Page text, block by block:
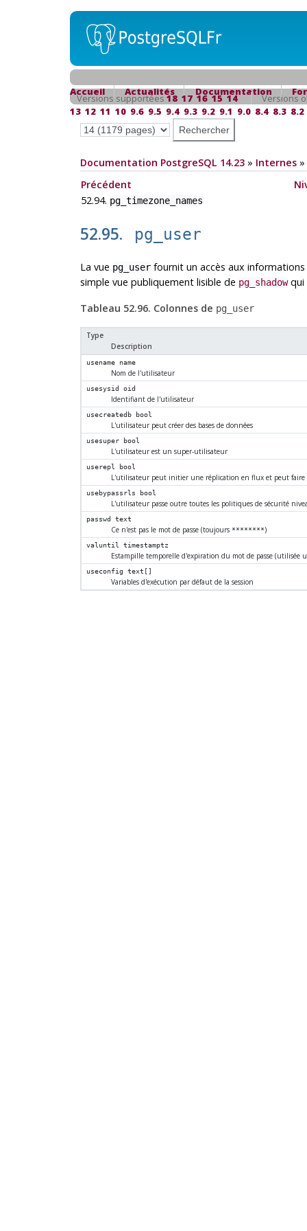
Accueil Actualités Documentation
Versions supportées18 17 16 15 14
Versions
13 12 11 10 9.6 9.5 9.4 9.3 9.2 9.1 9.0 8.4 8.3 8.2
Documentation PostgreSQL 14.23» Internes»
Précédent
52.94. pg_timezone_names
52.95. pg_user
La vue pg_userfournit un accès aux informations
simple vue publiquement lisible de pg_shadowqui
Tableau 52.96. Colonnes de pg_user
Type
Description
usename name
Nom de l'utilisateur
usesysid oid
Identifiant de l'utilisateur
usecreatedb bool
L'utilisateur peut créer des bases de données
usesuper bool
L'utilisateur est un super-utilisateur
userepl bool
L'utilisateur peut initier une réplication en flux et peut faire
usebypassrls bool
L'utilisateur passe outre toutes les politiques de sécurité
passwd text
Ce n'est pas le mot de passe (toujours ********)
valuntil timestamptz
Estampille temporelle d'expiration du mot de passe
useconfig text[]
Variables d'exécution par défaut de la session